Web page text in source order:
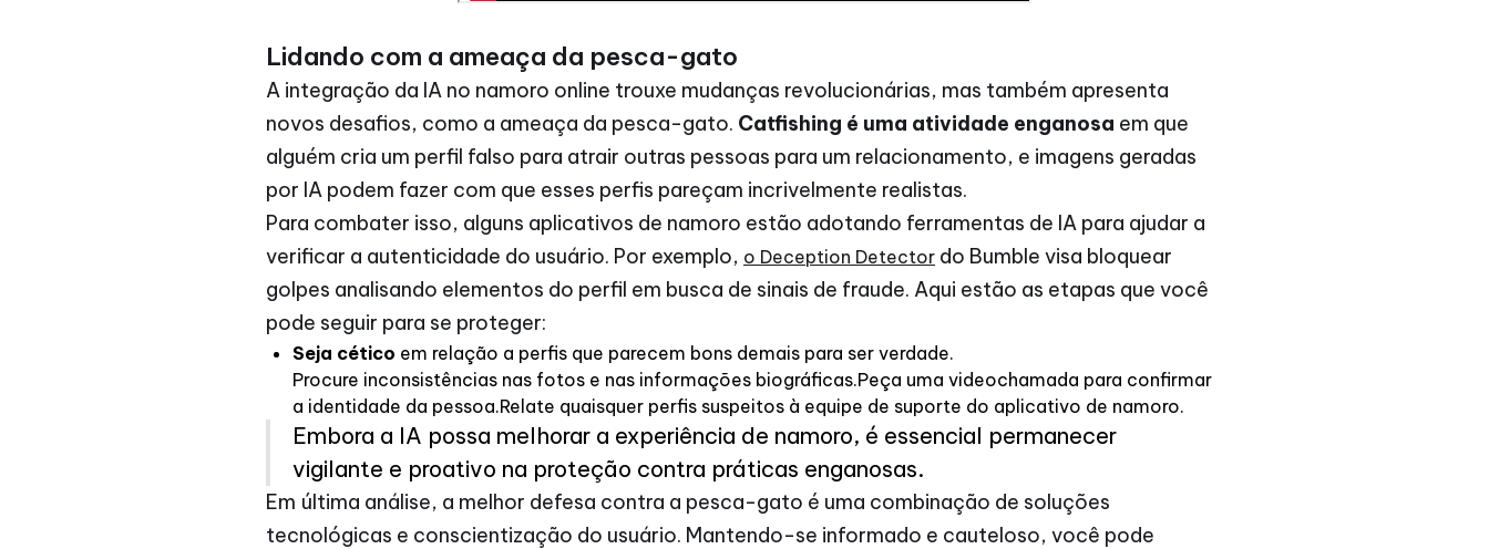
Lidando com a ameaça da pesca-gato
A integração da IA no namoro online trouxe mudanças revolucionárias, mas também apresenta
novos desafios, como a ameaça da pesca-gato. Catfishing é uma atividade enganosa em que
alguém cria um perfil falso para atrair outras pessoas para um relacionamento, e imagens geradas
por IA podem fazer com que esses perfis pareçam incrivelmente realistas.
Para combater isso, alguns aplicativos de namoro estão adotando ferramentas de IA para ajudar a
verificar a autenticidade do usuário. Por exemplo, o Deception Detector do Bumble visa bloquear
golpes analisando elementos do perfil em busca de sinais de fraude. Aqui estão as etapas que você
pode seguir para se proteger:
Seja cético em relação a perfis que parecem bons demais para ser verdade.
Procure inconsistências nas fotos e nas informações biográficas.Peça uma videochamada para confirmar
a identidade da pessoa.Relate quaisquer perfis suspeitos à equipe de suporte do aplicativo de namoro.
Embora a IA possa melhorar a experiência de namoro, é essencial permanecer
vigilante e proativo na proteção contra práticas enganosas.
Em última análise, a melhor defesa contra a pesca-gato é uma combinação de soluções
tecnológicas e conscientização do usuário. Mantendo-se informado e cauteloso, você pode